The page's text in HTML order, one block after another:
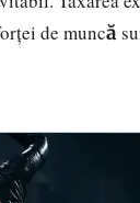
de muncă